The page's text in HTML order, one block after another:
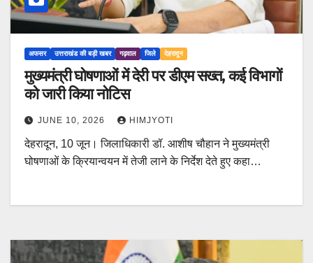
अफसर उत्तराखंड की बड़ी खबर गढ़वाल जिले देहरादून
मुख्यमंत्री घोषणाओं में देरी पर डीएम सख्त, कई विभागों
को जारी किया नोटिस
JUNE 10, 2026 HIMJYOTI
देहरादून, 10 जून। जिलाधिकारी डॉ. आशीष चौहान ने मुख्यमंत्री
घोषणाओं के क्रियान्वयन में तेजी लाने के निर्देश देते हुए कहा…